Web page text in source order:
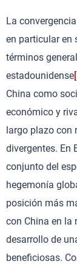
La
en particular en
términos
estadounidense
China como
económico y
largo plazo con
divergentes. En
conjunto del
hegemonía
posición más
con China en la
desarrollo de
beneficiosas.